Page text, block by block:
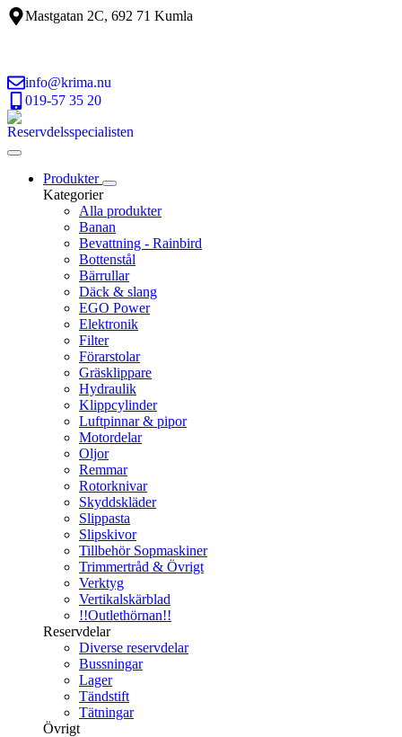
Mastgatan 2C, 692 71 Kumla
info@krima.nu
019-57 35 20
Reservdelsspecialisten
Produkter
Kategorier
Alla produkter
Banan
Bevattning - Rainbird
Bottenstål
Bärrullar
Däck & slang
EGO Power
Elektronik
Filter
Förarstolar
Gräsklippare
Hydraulik
Klippcylinder
Luftpinnar & pipor
Motordelar
Oljor
Remmar
Rotorknivar
Skyddskläder
Slippasta
Slipskivor
Tillbehör Sopmaskiner
Trimmertråd & Övrigt
Verktyg
Vertikalskärblad
!!Outlethörnan!!
Reservdelar
Diverse reservdelar
Bussningar
Lager
Tändstift
Tätningar
Övrigt